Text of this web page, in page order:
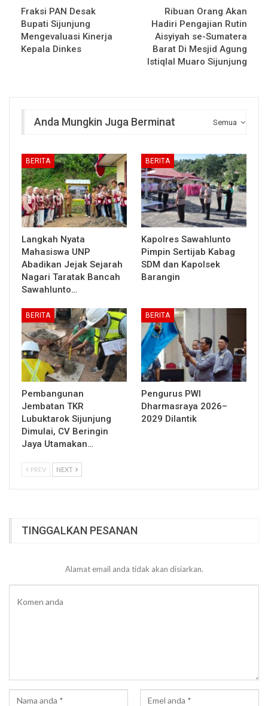
Fraksi PAN Desak
Bupati Sijunjung
Mengevaluasi Kinerja
Kepala Dinkes
Ribuan Orang Akan
Hadiri Pengajian Rutin
Aisyiyah se-Sumatera
Barat Di Mesjid Agung
Istiqlal Muaro Sijunjung
Semua
Anda Mungkin Juga Berminat
BERITA
Langkah Nyata
Mahasiswa UNP
Abadikan Jejak Sejarah
Nagari Taratak Bancah
Sawahlunto…
BERITA
Kapolres Sawahlunto
Pimpin Sertijab Kabag
SDM dan Kapolsek
Barangin
BERITA
Pembangunan
Jembatan TKR
Lubuktarok Sijunjung
Dimulai, CV Beringin
Jaya Utamakan…
BERITA
Pengurus PWI
Dharmasraya 2026–
2029 Dilantik
PREV NEXT
TINGGALKAN PESANAN
Alamat email anda tidak akan disiarkan.